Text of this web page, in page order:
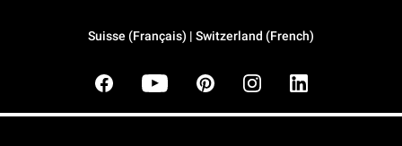
Suisse (Français) | Switzerland (French)